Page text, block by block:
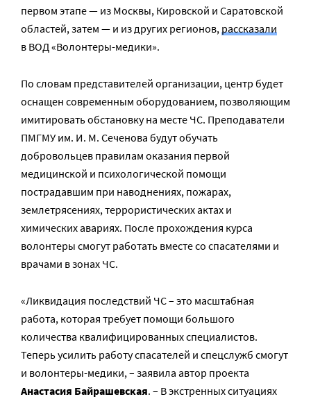
первом этапе — из Москвы, Кировской и Саратовской
областей, затем — и из других регионов,рассказали
в ВОД «Волонтеры-медики».
По словам представителей организации, центр будет
оснащен современным оборудованием, позволяющим
имитировать обстановку на месте ЧС. Преподаватели
ПМГМУ им. И. М. Сеченова будут обучать
добровольцев правилам оказания первой
медицинской и психологической помощи
пострадавшим при наводнениях, пожарах,
землетрясениях, террористических актах и
химических авариях. После прохождения курса
волонтеры смогут работать вместе со спасателями и
врачами в зонах ЧС.
«Ликвидация последствий ЧС – это масштабная
работа, которая требует помощи большого
количества квалифицированных специалистов.
Теперь усилить работу спасателей и спецслужб смогут
и волонтеры-медики, – заявила автор проекта
Анастасия Байрашевская. – В экстренных ситуациях